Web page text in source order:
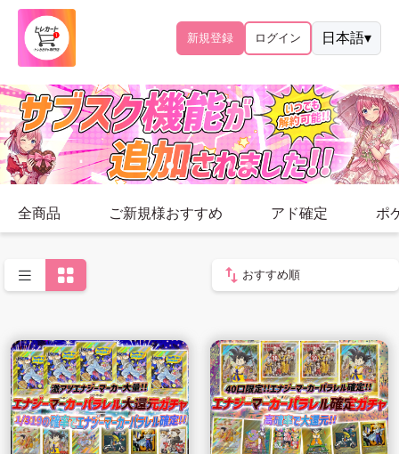
新規登録 ログイン 日本語▾
全商品 ご新規様おすすめ アド確定 ポ
おすすめ順